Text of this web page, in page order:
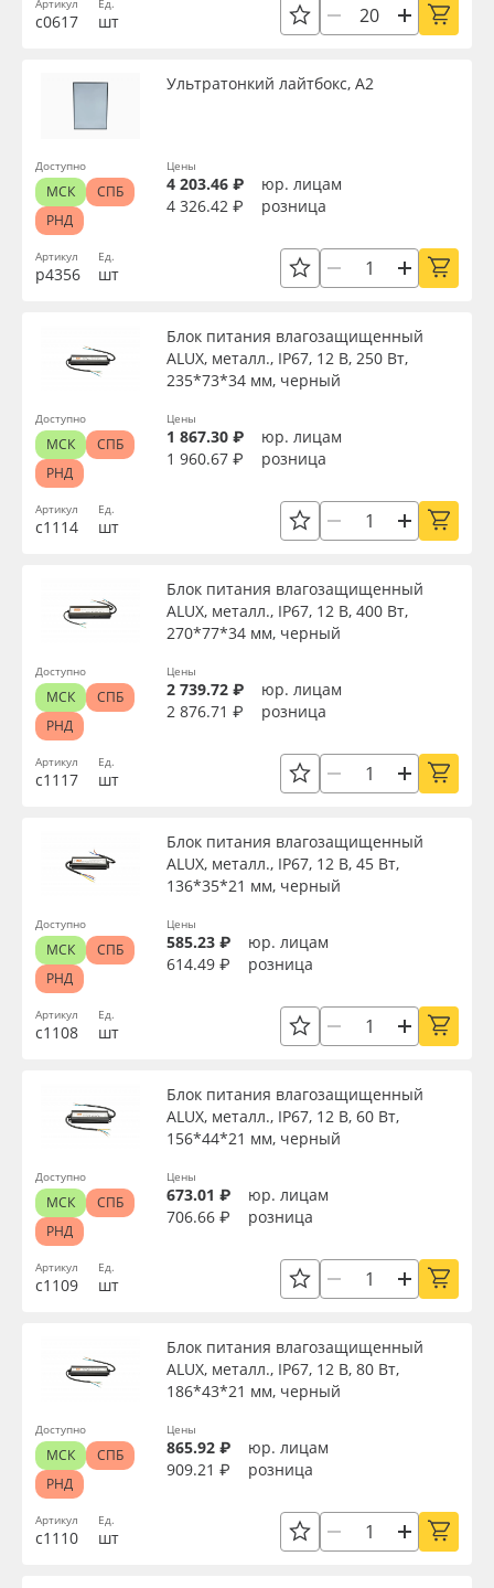
Артикул
с0617
Ед.
шт
Артикул
р4356
Ультратонкий лайтбокс, А2
Ед.
шт
Цены
4 203.46 ₽
юр. лицам
4 326.42 ₽
розница
Доступно
МСК
СПБ
РНД
Артикул
с1114
Блок питания влагозащищенный
ALUX, металл., IP67, 12 В, 250 Вт,
235*73*34 мм, черный
Ед.
шт
Цены
1 867.30 ₽
юр. лицам
1 960.67 ₽
розница
Доступно
МСК
СПБ
РНД
Артикул
с1117
Блок питания влагозащищенный
ALUX, металл., IP67, 12 В, 400 Вт,
270*77*34 мм, черный
Ед.
шт
Цены
2 739.72 ₽
юр. лицам
2 876.71 ₽
розница
Доступно
МСК
СПБ
РНД
Артикул
с1108
Блок питания влагозащищенный
ALUX, металл., IP67, 12 В, 45 Вт,
136*35*21 мм, черный
Ед.
шт
Цены
585.23 ₽
юр. лицам
614.49 ₽
розница
Доступно
МСК
СПБ
РНД
Артикул
с1109
Блок питания влагозащищенный
ALUX, металл., IP67, 12 В, 60 Вт,
156*44*21 мм, черный
Ед.
шт
Цены
673.01 ₽
юр. лицам
706.66 ₽
розница
Доступно
МСК
СПБ
РНД
Артикул
с1110
Блок питания влагозащищенный
ALUX, металл., IP67, 12 В, 80 Вт,
186*43*21 мм, черный
Ед.
шт
Цены
865.92 ₽
юр. лицам
909.21 ₽
розница
Доступно
МСК
СПБ
РНД